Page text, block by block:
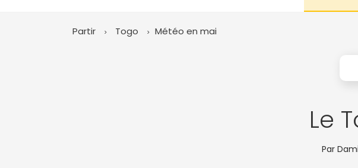
Partir Togo Météo en mai
Le
Par